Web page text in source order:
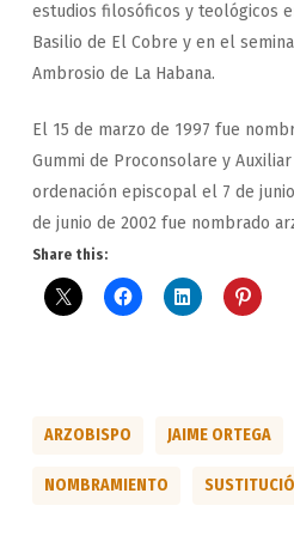
estudios filosóficos y teológicos
Basilio de El Cobre y en el
Ambrosio de La Habana.
El 15 de marzo de 1997 fue
Gummi de Proconsolare y
ordenación episcopal el 7 de
de junio de 2002 fue nombrado
Share this:
ARZOBISPO JAIME ORTEGA
NOMBRAMIENTO